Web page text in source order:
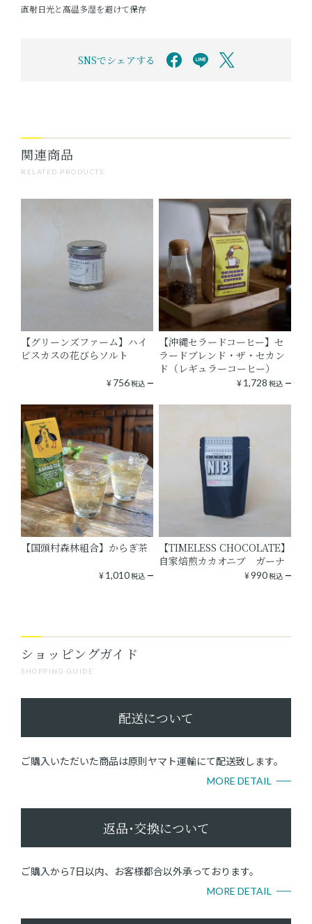
直射日光と高温多湿を避けて保存
SNSでシェアする
RELATED PRODUCTS
関連商品
【グリーンズファーム】ハイ
ビスカスの花びらソルト
¥756税込
【沖縄セラードコーヒー】セ
ラードブレンド・ザ・セカン
ド（レギュラーコーヒー）
¥1,728 税込
【国頭村森林組合】からぎ茶
¥1,010税込
【TIMELESS CHOCOLATE】
自家焙煎カカオニブ ガーナ
¥990税込
SHOPPING GUIDE
ショッピングガイド
配送について
ご購入いただいた商品は原則ヤマト運輸にて配送致します。
MORE DETAIL
返品･交換について
ご購入から7日以内、お客様都合以外承っております。
MORE DETAIL